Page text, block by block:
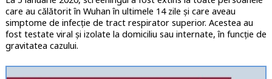
care au călătorit în Wuhan în ultimele 14 zile și care aveau
simptome de infecție de tract respirator superior. Acestea au
fost testate viral și izolate la domiciliu sau internate, în funcție de
gravitatea cazului.